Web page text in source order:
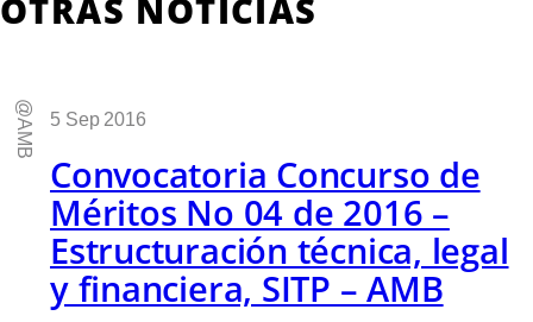
OTRAS NOTICIAS
@AMB 5 Sep 2016
Convocatoria Concurso de
Méritos No 04 de 2016 –
Estructuración técnica, legal
y financiera, SITP – AMB